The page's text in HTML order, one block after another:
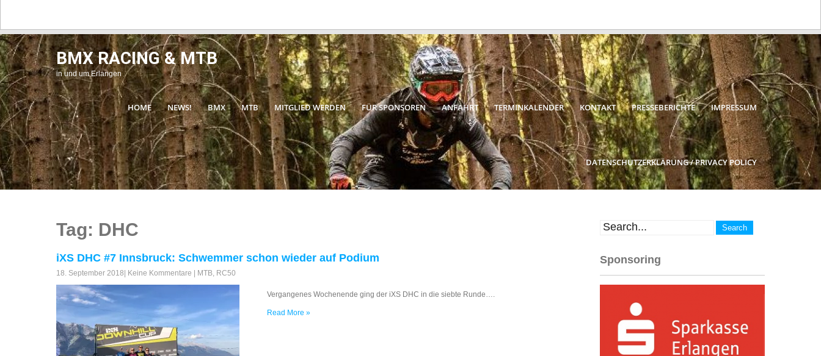
BMX RACING & MTB
in und um Erlangen
HOME NEWS! BMX MTB MITGLIED WERDEN FÜR SPONSOREN ANFAHRT TERMINKALENDER KONTAKT PRESSEBERICHTE IMPRESSUM
DATENSCHUTZERKLÄRUNG / PRIVACY POLICY
Tag: DHC
iXS DHC #7 Innsbruck: Schwemmer schon wieder auf Podium
18. September 2018 Keine Kommentare MTB, RC50
Vergangenes Wochenende ging der iXS DHC in die siebte Runde….
Read More »
Sponsoring